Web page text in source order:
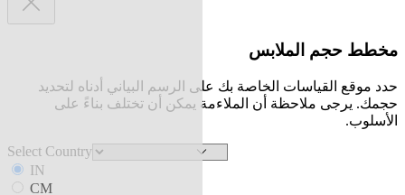
مخطط حجم الملابس
حدد موقع القياسات الخاصة بك على الرسم البياني أدناه لتحديد
حجمك. يرجى ملاحظة أن الملاءمة يمكن أن تختلف بناءً على
الأسلوب.
Select Country
IN
CM